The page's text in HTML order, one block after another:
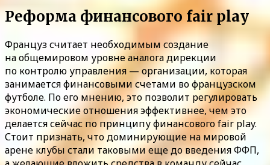
Реформа финансового fair play
Француз считает необходимым создание
на общемировом уровне аналога дирекции
по контролю управления — организации, которая
занимается финансовыми счетами во французском
футболе. По его мнению, это позволит регулировать
экономические отношения эффективнее, чем это
делается сейчас по принципу финансового fair play.
Стоит признать, что доминирующие на мировой
арене клубы стали таковыми еще до введения ФФП,